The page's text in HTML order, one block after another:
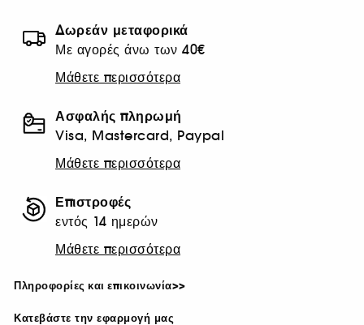
Δωρεάν μεταφορικά
Με αγορές άνω των 40€
Μάθετε περισσότερα
Ασφαλής πληρωμή
Visa, Mastercard, Paypal
Μάθετε περισσότερα
Επιστροφές
εντός 14 ημερών
Μάθετε περισσότερα
Πληροφορίες και επικοινωνία>>
Κατεβάστε την εφαρμογή μας